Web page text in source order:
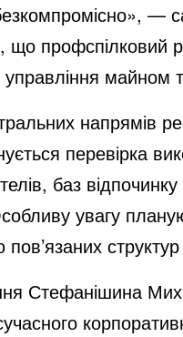
—
профспілковий
управління майном
напрямів
перевірка
баз
увагу
Стефанішина